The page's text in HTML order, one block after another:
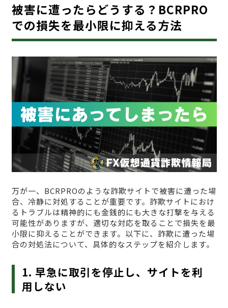
被害に遭ったらどうする？BCRPRO
での損失を最小限に抑える方法
万が一、BCRPROのような詐欺サイトで被害に遭った場
合、冷静に対処することが重要です。詐欺サイトにおけ
るトラブルは精神的にも金銭的にも大きな打撃を与える
可能性がありますが、適切な対応を取ることで損失を最
小限に抑えることができます。以下に、詐欺に遭った場
合の対処法について、具体的なステップを紹介します。
1. 早急に取引を停止し、サイトを利
用しない